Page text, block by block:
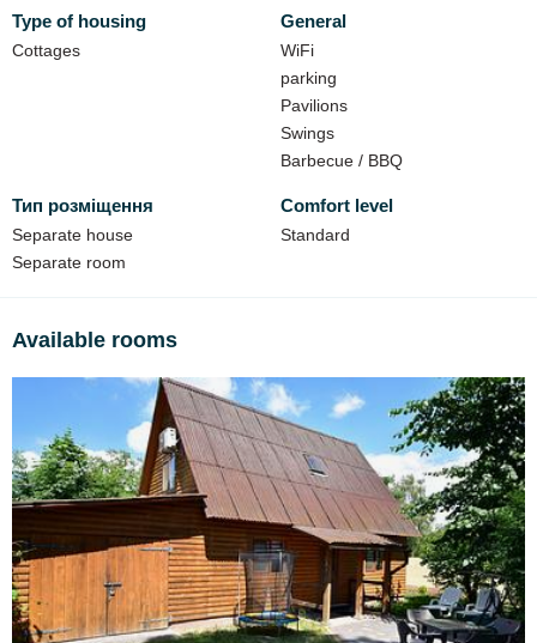
Before the house a large covered terrace with table and chairs.
The houses have air conditioners.
parking;
swing;
boat and catamaran (for a fee).
Nearby is a grocery store, and bridge fishing!
Type of housing
Cottages
General
WiFi
parking
Pavilions
Swings
Barbecue / BBQ
Тип розміщення
Separate house
Separate room
Comfort level
Standard
Available rooms